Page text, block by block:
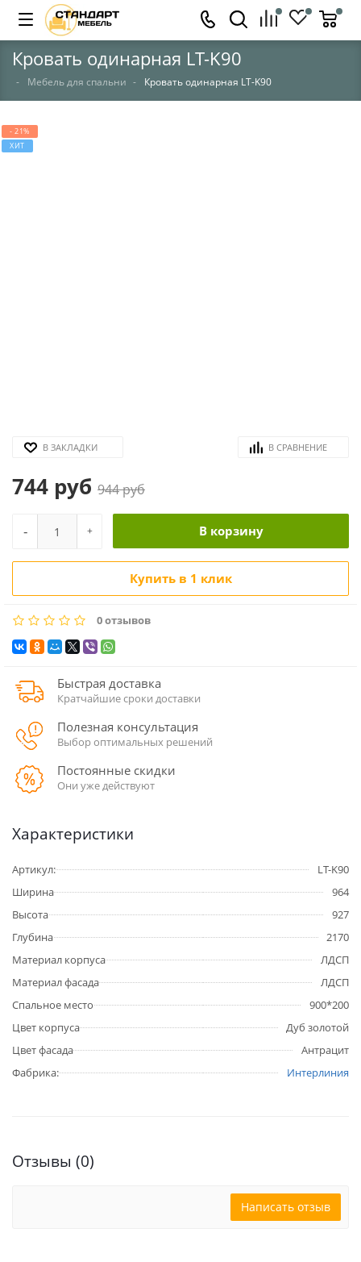
Кровать одинарная LT-K90
Мебель для спальни Кровать одинарная LT-K90
- 21%
ХИТ
В ЗАКЛАДКИ В СРАВНЕНИЕ
744 руб 944 руб
+
- В корзину
Купить в 1 клик
0 отзывов
Быстрая доставка
Кратчайшие сроки доставки
Полезная консультация
Выбор оптимальных решений
Постоянные скидки
Они уже действуют
Характеристики
Артикул:
LT-K90
Ширина
964
Высота
927
Глубина
2170
Материал корпуса
ЛДСП
Материал фасада
ЛДСП
Спальное место
900*200
Цвет корпуса
Дуб золотой
Цвет фасада
Антрацит
Фабрика:
Интерлиния
Отзывы (0)
Написать отзыв